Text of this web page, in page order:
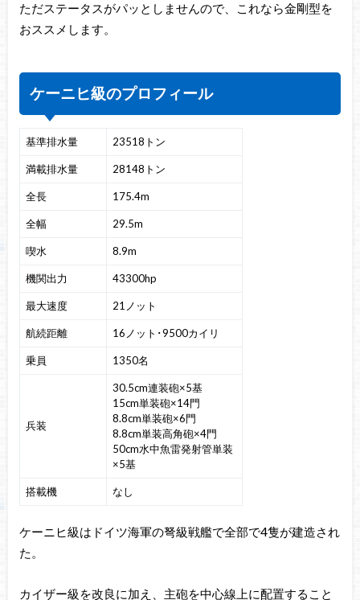
ただステータスがパッとしませんので、これなら金剛型を
おススメします。
ケーニヒ級のプロフィール
基準排水量 23518トン
満載排水量 28148トン
全長 175.4m
全幅 29.5m
喫水 8.9m
機関出力 43300hp
最大速度 21ノット
航続距離 16ノット･9500カイリ
乗員 1350名
兵装
30.5cm連装砲×5基
15cm単装砲×14門
8.8cm単装砲×6門
8.8cm単装高角砲×4門
50cm水中魚雷発射管単装
×5基
搭載機 なし
ケーニヒ級はドイツ海軍の弩級戦艦で全部で4隻が建造され
た。
カイザー級を改良に加え、主砲を中心線上に配置すること